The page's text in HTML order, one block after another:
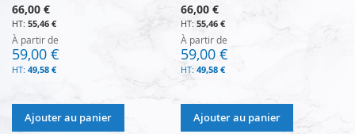
66,00 €
55,46 €
À partir de
59,00 €
49,58 €
Ajouter au panier
66,00 €
55,46 €
À partir de
59,00 €
49,58 €
Ajouter au panier